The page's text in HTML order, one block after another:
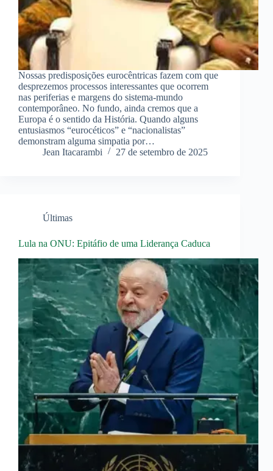
Nossas predisposições eurocêntricas fazem com que
desprezemos processos interessantes que ocorrem
nas periferias e margens do sistema-mundo
contemporâneo. No fundo, ainda cremos que a
Europa é o sentido da História. Quando alguns
entusiasmos “eurocéticos” e “nacionalistas”
demonstram alguma simpatia por…
Jean Itacarambi
27 de setembro de 2025
Últimas
Lula na ONU: Epitáfio de uma Liderança Caduca